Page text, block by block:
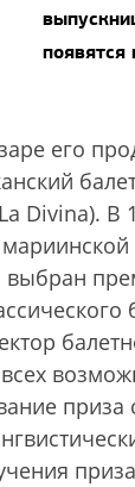
появятся
его
Divina). В
приза